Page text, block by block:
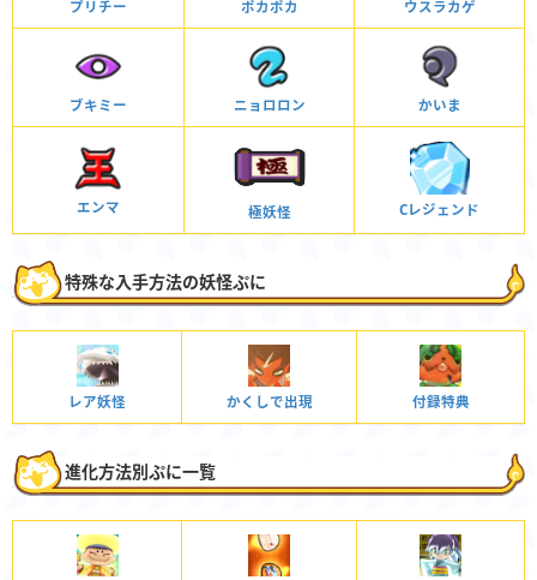
プリチー ポカポカ ウスラカゲ
ブキミー ニョロロン かいま
エンマ 極妖怪 Cレジェンド
特殊な入手方法の妖怪ぷに
レア妖怪 かくしで出現 付録特典
進化方法別ぷに一覧